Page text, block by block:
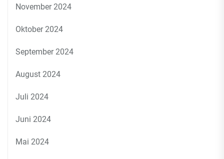
November 2024
Oktober 2024
September 2024
August 2024
Juli 2024
Juni 2024
Mai 2024